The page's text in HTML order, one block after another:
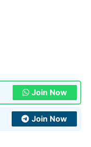
Join Now
Join Now